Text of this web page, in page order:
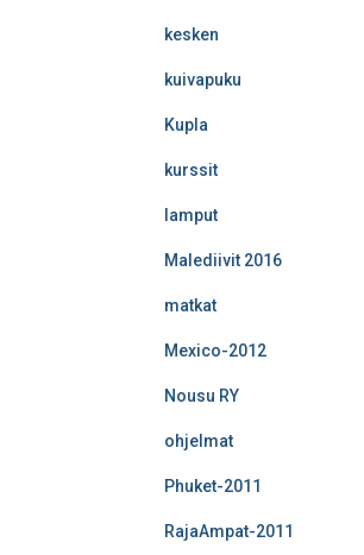
kesken
kuivapuku
Kupla
kurssit
lamput
Malediivit 2016
matkat
Mexico-2012
Nousu RY
ohjelmat
Phuket-2011
RajaAmpat-2011